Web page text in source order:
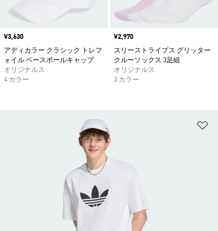
価格
¥3,630
アディカラー クラシック トレフ
ォイル ベースボールキャップ
オリジナルス
4 カラー
価格
¥2,970
スリーストライプス グリッター
クルーソックス 3足組
オリジナルス
3 カラー